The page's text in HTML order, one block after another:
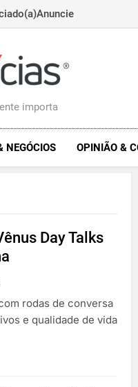
Anuncie
importa
NEGÓCIOS OPINIÃO &
Day Talks
rodas de conversa
e qualidade de vida